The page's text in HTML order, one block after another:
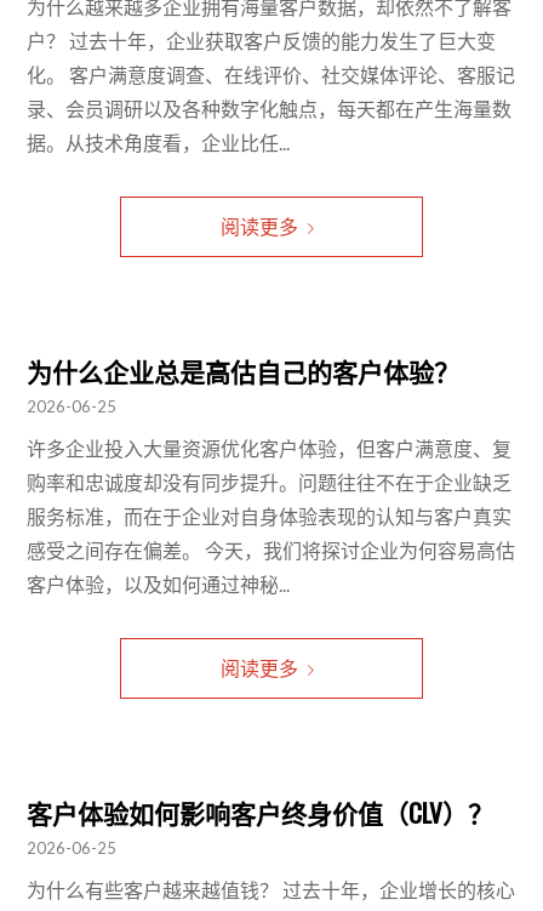
为什么越来越多企业拥有海量客户数据，却依然不了解客
户？ 过去十年，企业获取客户反馈的能力发生了巨大变
化。 客户满意度调查、在线评价、社交媒体评论、客服记
录、会员调研以及各种数字化触点，每天都在产生海量数
据。从技术角度看，企业比任...
阅读更多
为什么企业总是高估自己的客户体验？
2026-06-25
许多企业投入大量资源优化客户体验，但客户满意度、复
购率和忠诚度却没有同步提升。问题往往不在于企业缺乏
服务标准，而在于企业对自身体验表现的认知与客户真实
感受之间存在偏差。 今天，我们将探讨企业为何容易高估
客户体验，以及如何通过神秘...
阅读更多
客户体验如何影响客户终身价值（CLV）？
2026-06-25
为什么有些客户越来越值钱？ 过去十年，企业增长的核心